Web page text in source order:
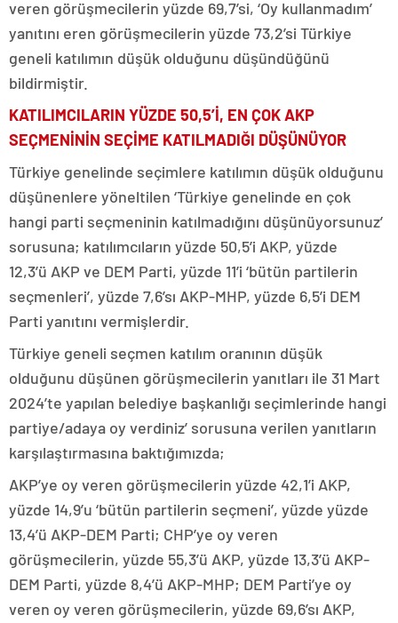
veren görüşmecilerin yüzde 69,7’si, ‘Oy kullanmadım’
yanıtını eren görüşmecilerin yüzde 73,2’si Türkiye
geneli katılımın düşük olduğunu düşündüğünü
bildirmiştir.
KATILIMCILARIN YÜZDE 50,5’İ, EN ÇOK AKP
SEÇMENİNİN SEÇİME KATILMADIĞI DÜŞÜNÜYOR
Türkiye genelinde seçimlere katılımın düşük olduğunu
düşünenlere yöneltilen ‘Türkiye genelinde en çok
hangi parti seçmeninin katılmadığını düşünüyorsunuz’
sorusuna; katılımcıların yüzde 50,5’i AKP, yüzde
12,3’ü AKP ve DEM Parti, yüzde 11’i ‘bütün partilerin
seçmenleri’, yüzde 7,6’sı AKP-MHP, yüzde 6,5’i DEM
Parti yanıtını vermişlerdir.
Türkiye geneli seçmen katılım oranının düşük
olduğunu düşünen görüşmecilerin yanıtları ile 31 Mart
2024’te yapılan belediye başkanlığı seçimlerinde hangi
partiye/adaya oy verdiniz’ sorusuna verilen yanıtların
karşılaştırmasına baktığımızda;
AKP’ye oy veren görüşmecilerin yüzde 42,1’i AKP,
yüzde 14,9’u ‘bütün partilerin seçmeni’, yüzde yüzde
13,4’ü AKP-DEM Parti; CHP’ye oy veren
görüşmecilerin, yüzde 55,3’ü AKP, yüzde 13,3’ü AKP-
DEM Parti, yüzde 8,4’ü AKP-MHP; DEM Parti’ye oy
veren oy veren görüşmecilerin, yüzde 69,6’sı AKP,